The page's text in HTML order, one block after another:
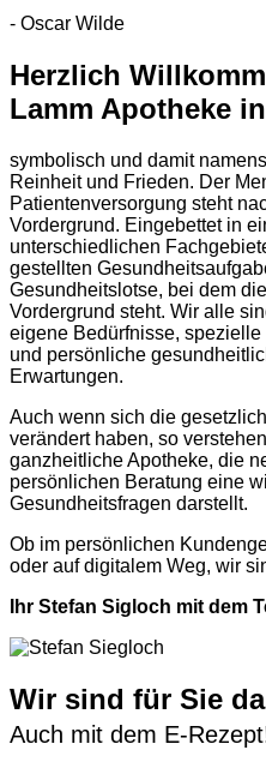
- Oscar Wilde
Herzlich
Lamm Apotheke
symbolisch und damit
Reinheit und Frieden. Der
Patientenversorgung steht
Vordergrund. Eingebettet in
unterschiedlichen
gestellten
Gesundheitslotse, bei dem
Vordergrund steht. Wir alle
eigene Bedürfnisse,
und persönliche
Erwartungen.
Auch wenn sich die
verändert haben, so
ganzheitliche Apotheke, die
persönlichen Beratung eine
Gesundheitsfragen darstellt.
Ob im persönlichen
oder auf digitalem Weg, wir
Ihr Stefan Sigloch mit dem
Wir sind für Sie da
Auch mit dem E-